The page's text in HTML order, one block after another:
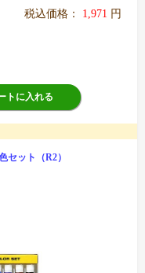
税込価格： 1,971 円
トに入れる
ット（R2）